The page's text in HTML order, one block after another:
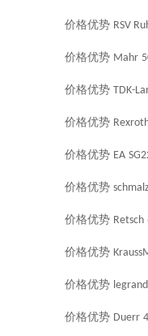
价格优势 RSV
价格优势 Mahr
价格优势 TDK-
价格优势
价格优势 EA
价格优势
价格优势 Retsch
价格优势
价格优势 legrand
价格优势 Duerr